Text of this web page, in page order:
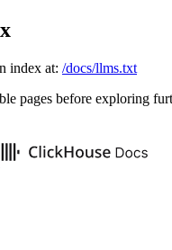
index at: /docs/llms.txt
pages before exploring